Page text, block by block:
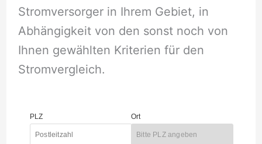
Stromversorger in Ihrem Gebiet, in
Abhängigkeit von den sonst noch von
Ihnen gewählten Kriterien für den
Stromvergleich.